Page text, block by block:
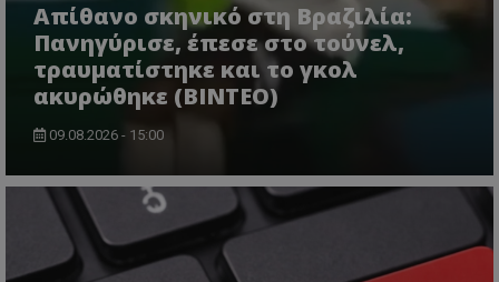
Απίθανο σκηνικό στη Βραζιλία:
Πανηγύρισε, έπεσε στο τούνελ,
τραυματίστηκε και το γκολ
ακυρώθηκε (BINTEO)
09.08.2026 - 15:00